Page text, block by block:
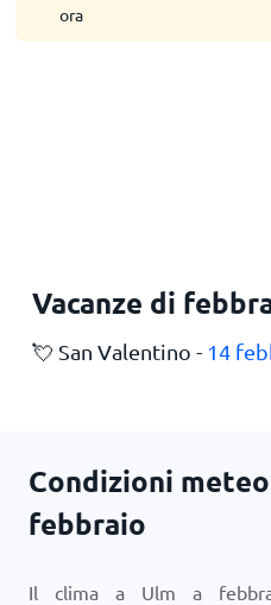
ora
Vacanze di
💘 San Valentino - 14
Condizioni
febbraio
Il clima a Ulm a